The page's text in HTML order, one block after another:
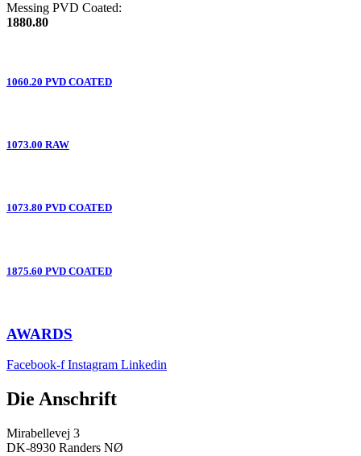
Messing PVD Coated:
1880.80
1060.20 PVD COATED
1073.00 RAW
1073.80 PVD COATED
1875.60 PVD COATED
AWARDS
Facebook-f Instagram Linkedin
Die Anschrift
Mirabellevej 3
DK-8930 Randers NØ